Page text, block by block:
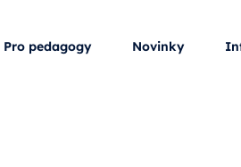
Pro pedagogy Novinky